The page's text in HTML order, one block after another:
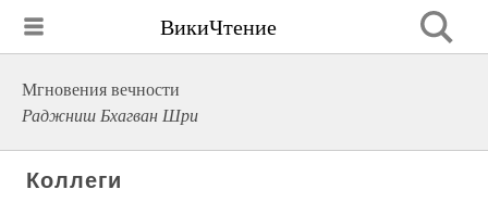
ВикиЧтение
Мгновения вечности
Раджниш Бхагван Шри
Коллеги